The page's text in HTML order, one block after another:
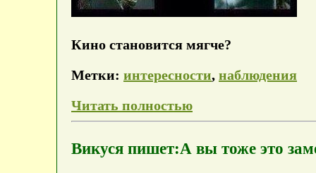
Кино становится мягче?
Метки: интересности, наблюдения
Читать полностью
Викуся пишет:А вы тоже это